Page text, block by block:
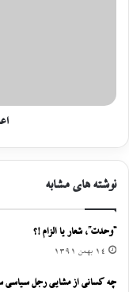
نوشته های مشابه
“وحدت”، شعار یا الزام !؟
14 بهمن 1391
چه کسانی از مشایی رجل سیاسی